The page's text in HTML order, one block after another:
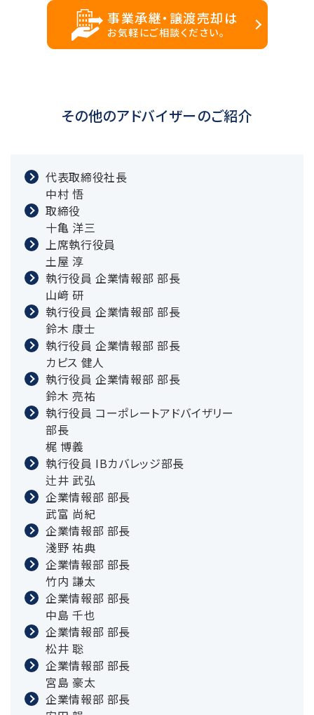
事業承継・譲渡売却は
お気軽にご相談ください。
その他のアドバイザーのご紹介
代表取締役社長
中村 悟
取締役
十亀 洋三
上席執行役員
土屋 淳
執行役員 企業情報部 部長
山﨑 研
執行役員 企業情報部 部長
鈴木 康士
執行役員 企業情報部 部長
カピス 健人
執行役員 企業情報部 部長
鈴木 亮祐
執行役員 コーポレートアドバイザリー
部長
梶 博義
執行役員 IBカバレッジ部長
辻井 武弘
企業情報部 部長
武富 尚紀
企業情報部 部長
淺野 祐典
企業情報部 部長
竹内 謙太
企業情報部 部長
中島 千也
企業情報部 部長
松井 聡
企業情報部 部長
宮島 豪太
企業情報部 部長